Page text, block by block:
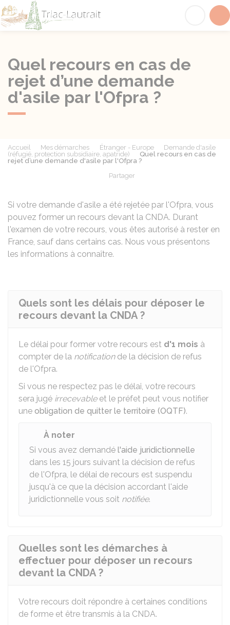
Quel recours en cas de
rejet d’une demande
d'asile par l'Ofpra ?
Accueil Mes démarches Étranger - Europe
Demande d'asile
(réfugié, protection subsidiaire, apatride)
Quel recours en cas de
rejet d’une demande d'asile par l'Ofpra ?
Partager
Si votre demande d'asile a été rejetée par l'Ofpra, vous
pouvez former un recours devant la CNDA. Durant
l'examen de votre recours, vous êtes autorisé à rester en
France, sauf dans certains cas. Nous vous présentons
les informations à connaître.
Quels sont les délais pour déposer le
recours devant la CNDA ?
Le délai pour former votre recours est d'1 mois à
compter de la notificationde la décision de refus
de l'Ofpra.
Si vous ne respectez pas le délai, votre recours
sera jugé irrecevableet le préfet peut vous notifier
une obligation de quitter le territoire (OQTF).
À noter
Si vous avez demandé l'aide juridictionnelle
dans les 15 jours suivant la décision de refus
de l'Ofpra, le délai de recours est suspendu
jusqu'à ce que la décision accordant l'aide
juridictionnelle vous soit notifiée.
Quelles sont les démarches à
effectuer pour déposer un recours
devant la CNDA ?
Votre recours doit répondre à certaines conditions
de forme et être transmis à la CNDA.